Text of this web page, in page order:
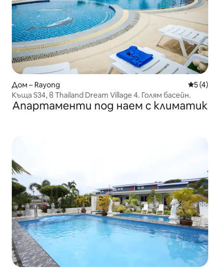
Дом – Rayong Средна
5 (4)
Къща S34, в Thailand Dream Village 4. Голям басейн.
Апартаменти под наем с климатик